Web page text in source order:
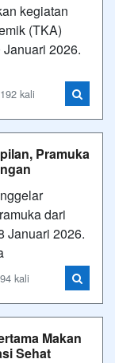
kegiatan
(TKA)
2026.
kali
Pramuka
dari
Januari 2026.
kali
Makan
Sehat